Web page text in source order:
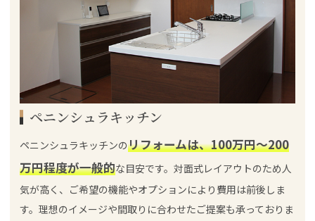
ペニンシュラキッチン
ペニンシュラキッチンのリフォームは、100万円～200
万円程度が一般的な目安です。対面式レイアウトのため人
気が高く、ご希望の機能やオプションにより費用は前後しま
す。理想のイメージや間取りに合わせたご提案も承っておりま